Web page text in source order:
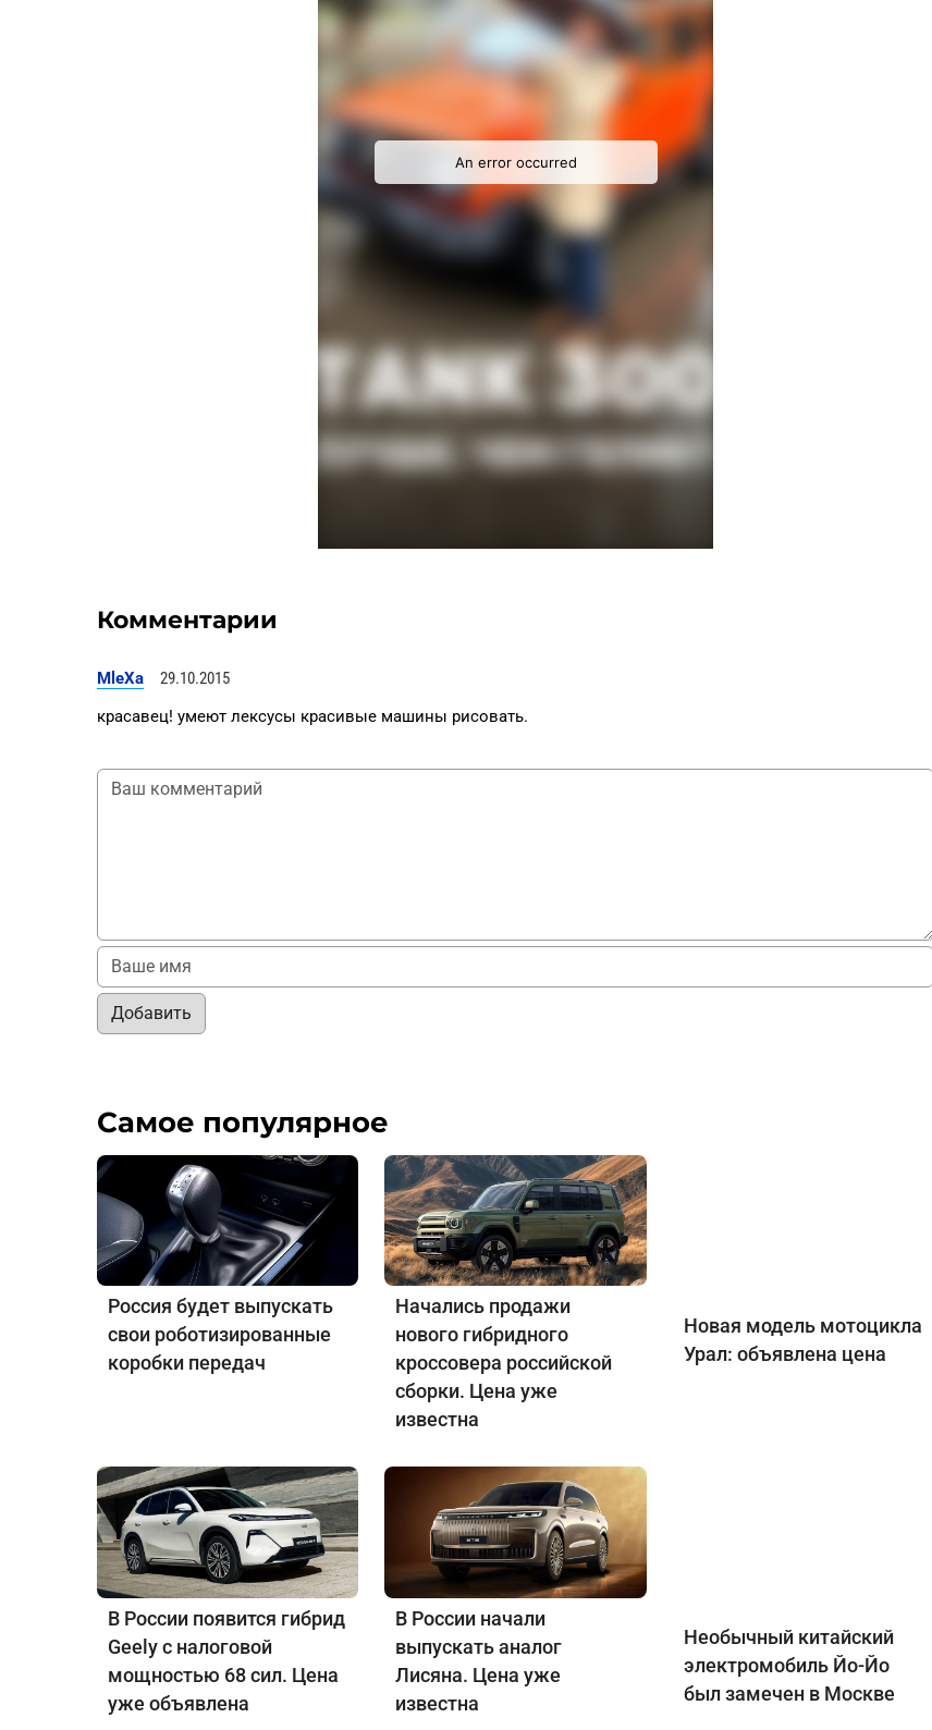
Комментарии
MleXa
29.10.2015
красавец! умеют лексусы красивые машины рисовать.
Добавить
Самое популярное
Россия будет выпускать
свои роботизированные
коробки передач
Начались продажи
нового гибридного
кроссовера российской
сборки. Цена уже
известна
Новая модель мотоцикла
Урал: объявлена цена
В России появится гибрид
Geely с налоговой
мощностью 68 сил. Цена
уже объявлена
В России начали
выпускать аналог
Лисяна. Цена уже
известна
Необычный китайский
электромобиль Йо-Йо
был замечен в Москве